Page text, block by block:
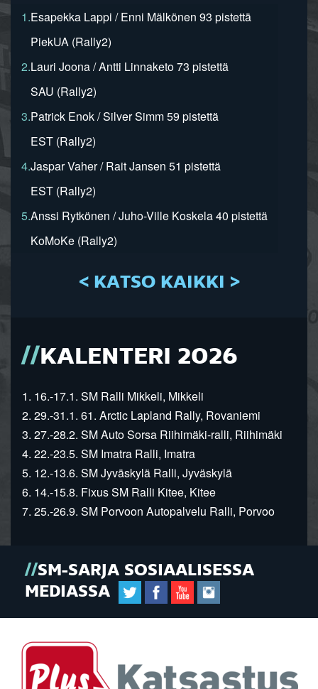
1.Esapekka Lappi / Enni Mälkönen 93 pistettä
PiekUA (Rally2)
2.Lauri Joona / Antti Linnaketo 73 pistettä
SAU (Rally2)
3.Patrick Enok / Silver Simm 59 pistettä
EST (Rally2)
4.Jaspar Vaher / Rait Jansen 51 pistettä
EST (Rally2)
5.Anssi Rytkönen / Juho-Ville Koskela 40 pistettä
KoMoKe (Rally2)
< KATSO KAIKKI >
KALENTERI 2026
1. 16.-17.1. SM Ralli Mikkeli, Mikkeli
2. 29.-31.1. 61. Arctic Lapland Rally, Rovaniemi
3. 27.-28.2. SM Auto Sorsa Riihimäki-ralli, Riihimäki
4. 22.-23.5. SM Imatra Ralli, Imatra
5. 12.-13.6. SM Jyväskylä Ralli, Jyväskylä
6. 14.-15.8. Fixus SM Ralli Kitee, Kitee
7. 25.-26.9. SM Porvoon Autopalvelu Ralli, Porvoo
SM-SARJA SOSIAALISESSA
MEDIASSA